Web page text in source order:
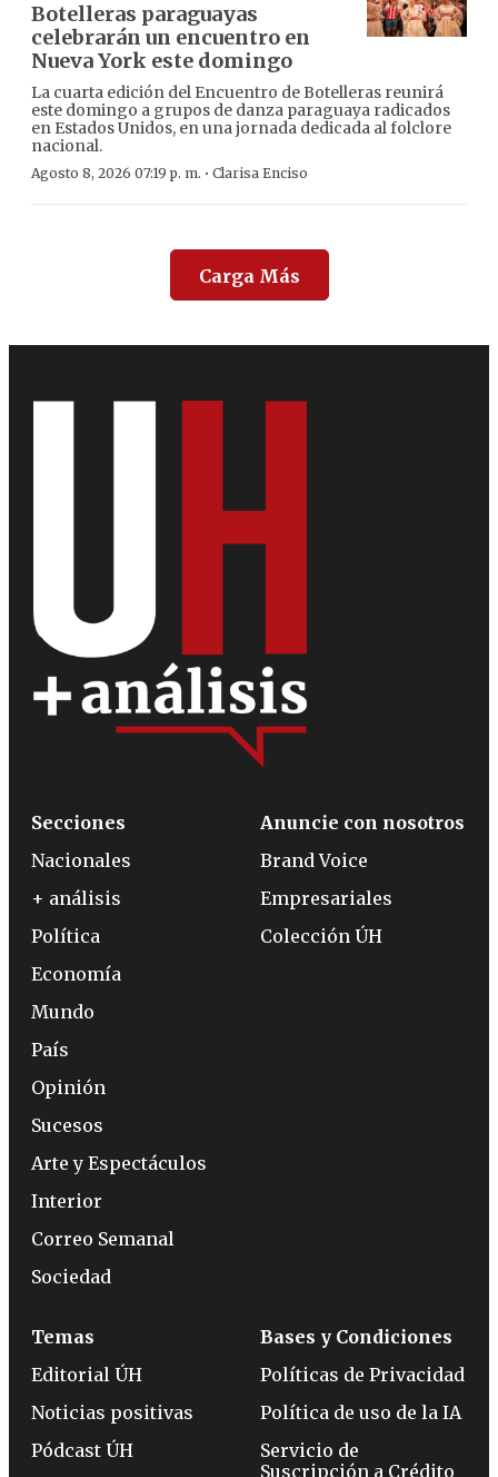
Botelleras paraguayas
celebrarán un encuentro en
Nueva York este domingo
La cuarta edición del Encuentro de Botelleras reunirá
este domingo a grupos de danza paraguaya radicados
en Estados Unidos, en una jornada dedicada al folclore
nacional.
Agosto 8, 2026 07:19 p. m. · Clarisa Enciso
Carga Más
Secciones
Nacionales
+ análisis
Política
Economía
Mundo
País
Opinión
Sucesos
Arte y Espectáculos
Interior
Correo Semanal
Sociedad
Anuncie con nosotros
Brand Voice
Empresariales
Colección ÚH
Temas
Editorial ÚH
Noticias positivas
Pódcast ÚH
Bases y Condiciones
Políticas de Privacidad
Política de uso de la IA
Servicio de
Suscripción a Crédito